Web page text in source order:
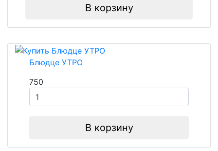
В корзину
Блюдце УТРО
750
В корзину